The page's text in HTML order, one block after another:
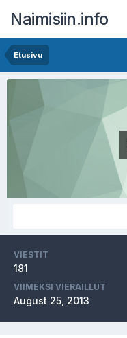
Naimisiin.info
Etusivu
VIESTIT
181
VIIMEKSI VIERAILLUT
August 25, 2013